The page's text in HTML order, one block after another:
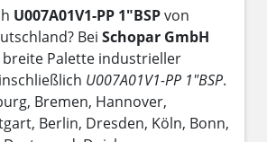
U007A01V1-PP 1"BSPvon
Bei Schopar GmbH
Palette industrieller
U007A01V1-PP 1"BSP.
Bremen, Hannover,
Berlin, Dresden, Köln, Bonn,